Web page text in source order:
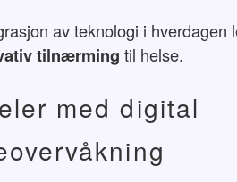
av teknologi i hverdagen
tilnærming til helse.
med digital